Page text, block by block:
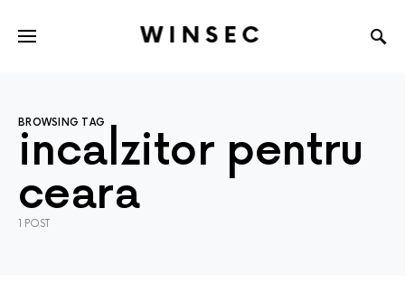
WINSEC
BROWSING TAG
incalzitor pentru
ceara
1 POST